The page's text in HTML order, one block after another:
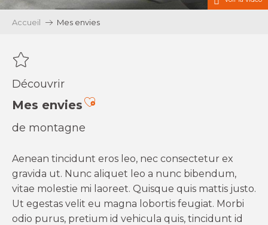
Accueil Mes envies
Découvrir
Mes enviesAjouter aux favoris
de montagne
Aenean tincidunt eros leo, nec consectetur ex
gravida ut. Nunc aliquet leo a nunc bibendum,
vitae molestie mi laoreet. Quisque quis mattis justo.
Ut egestas velit eu magna lobortis feugiat. Morbi
odio purus, pretium id vehicula quis, tincidunt id